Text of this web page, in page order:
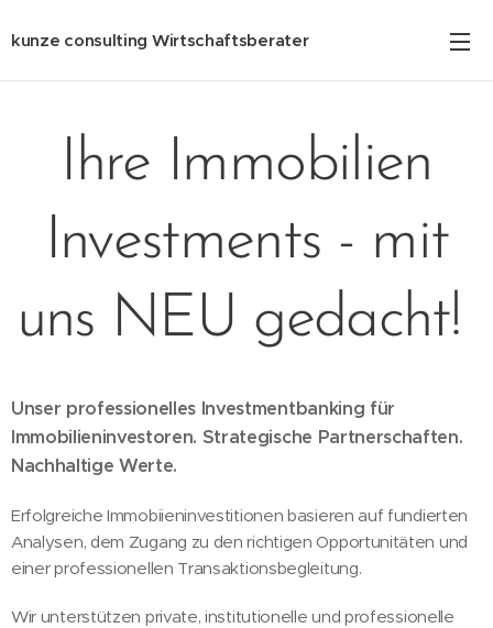
kunze consulting Wirtschaftsberater
Ihre Immobilien
Investments - mit
uns NEU gedacht!
Unser professionelles Investmentbanking für
Immobilieninvestoren. Strategische Partnerschaften.
Nachhaltige Werte.
Erfolgreiche Immobiieninvestitionen basieren auf fundierten
Analysen, dem Zugang zu den richtigen Opportunitäten und
einer professionellen Transaktionsbegleitung.
Wir unterstützen private, institutionelle und professionelle